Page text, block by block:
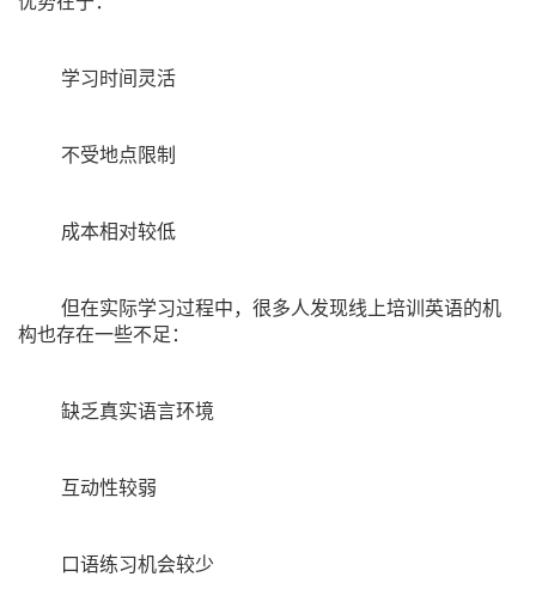
学习时间灵活
不受地点限制
成本相对较低
但在实际学习过程中，很多人发现线上培训英语的机
构也存在一些不足：
缺乏真实语言环境
互动性较弱
口语练习机会较少